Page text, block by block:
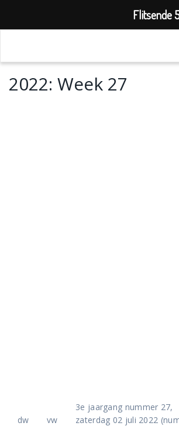
2022: Week 27
dw vw
3e jaargang nummer 27,
zaterdag 02 juli 2022
Flitsende